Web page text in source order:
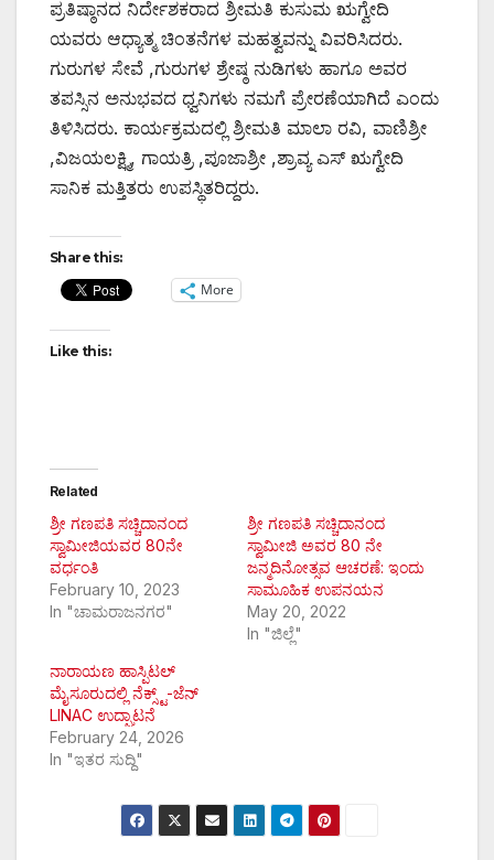
ಪ್ರತಿಷ್ಠಾನದ ನಿರ್ದೇಶಕರಾದ ಶ್ರೀಮತಿ ಕುಸುಮ ಋಗ್ವೇದಿ
ಯವರು ಆಧ್ಯಾತ್ಮ ಚಿಂತನೆಗಳ ಮಹತ್ವವನ್ನು ವಿವರಿಸಿದರು.
ಗುರುಗಳ ಸೇವೆ ,ಗುರುಗಳ ಶ್ರೇಷ್ಠ ನುಡಿಗಳು ಹಾಗೂ ಅವರ
ತಪಸ್ಸಿನ ಅನುಭವದ ಧ್ವನಿಗಳು ನಮಗೆ ಪ್ರೇರಣೆಯಾಗಿದೆ ಎಂದು
ತಿಳಿಸಿದರು. ಕಾರ್ಯಕ್ರಮದಲ್ಲಿ ಶ್ರೀಮತಿ ಮಾಲಾ ರವಿ, ವಾಣಿಶ್ರೀ
,ವಿಜಯಲಕ್ಷ್ಮಿ, ಗಾಯತ್ರಿ ,ಪೂಜಾಶ್ರೀ ,ಶ್ರಾವ್ಯ ಎಸ್ ಋಗ್ವೇದಿ
ಸಾನಿಕ ಮತ್ತಿತರು ಉಪಸ್ಥಿತರಿದ್ದರು.
Share this:
More
Like this:
Related
ಶ್ರೀ ಗಣಪತಿ ಸಚ್ಚಿದಾನಂದ
ಸ್ವಾಮೀಜಿಯವರ 80ನೇ
ವರ್ಧಂತಿ
February 10, 2023
In "ಚಾಮರಾಜನಗರ"
ಶ್ರೀ ಗಣಪತಿ ಸಚ್ಚಿದಾನಂದ
ಸ್ವಾಮೀಜಿ ಅವರ 80 ನೇ
ಜನ್ಮದಿನೋತ್ಸವ ಆಚರಣೆ: ಇಂದು
ಸಾಮೂಹಿಕ ಉಪನಯನ
May 20, 2022
In "ಜಿಲ್ಲೆ"
ನಾರಾಯಣ ಹಾಸ್ಪಿಟಲ್
ಮೈಸೂರುದಲ್ಲಿ ನೆಕ್ಸ್ಟ್-ಜೆನ್
LINAC ಉದ್ಘಾಟನೆ
February 24, 2026
In "ಇತರ ಸುದ್ದಿ"